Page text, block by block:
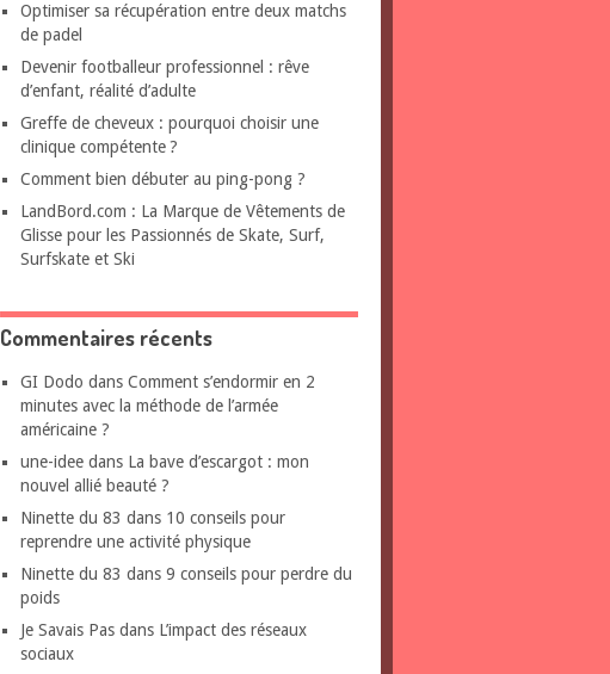
Optimiser sa récupération entre deux matchs
de padel
Devenir footballeur professionnel : rêve
d’enfant, réalité d’adulte
Greffe de cheveux : pourquoi choisir une
clinique compétente ?
Comment bien débuter au ping-pong ?
LandBord.com : La Marque de Vêtements de
Glisse pour les Passionnés de Skate, Surf,
Surfskate et Ski
Commentaires récents
GI Dodo dans Comment s’endormir en 2
minutes avec la méthode de l’armée
américaine ?
une-ideedans La bave d’escargot : mon
nouvel allié beauté ?
Ninette du 83 dans 10 conseils pour
reprendre une activité physique
Ninette du 83 dans 9 conseils pour perdre du
poids
Je Savais Pasdans L’impact des réseaux
sociaux